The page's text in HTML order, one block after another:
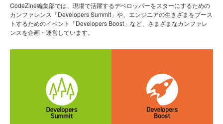
CodeZine編集部では、現場で活躍するデベロッパーをスターにするための
カンファレンス「Developers Summit」や、エンジニアの生きざまをブース
トするためのイベント「Developers Boost」など、さまざまなカンファレ
ンスを企画・運営しています。